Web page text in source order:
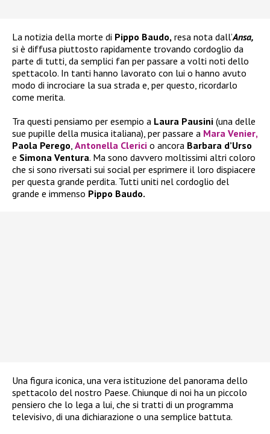
La notizia della morte di Pippo Baudo, resa nota dall’Ansa,
si è diffusa piuttosto rapidamente trovando cordoglio da
parte di tutti, da semplici fan per passare a volti noti dello
spettacolo. In tanti hanno lavorato con lui o hanno avuto
modo di incrociare la sua strada e, per questo, ricordarlo
come merita.
Tra questi pensiamo per esempio a Laura Pausini (una delle
sue pupille della musica italiana), per passare a Mara Venier,
Paola Perego, Antonella Clerici o ancora Barbara d’Urso
e Simona Ventura. Ma sono davvero moltissimi altri coloro
che si sono riversati sui social per esprimere il loro dispiacere
per questa grande perdita. Tutti uniti nel cordoglio del
grande e immenso Pippo Baudo.
Una figura iconica, una vera istituzione del panorama dello
spettacolo del nostro Paese. Chiunque di noi ha un piccolo
pensiero che lo lega a lui, che si tratti di un programma
televisivo, di una dichiarazione o una semplice battuta.